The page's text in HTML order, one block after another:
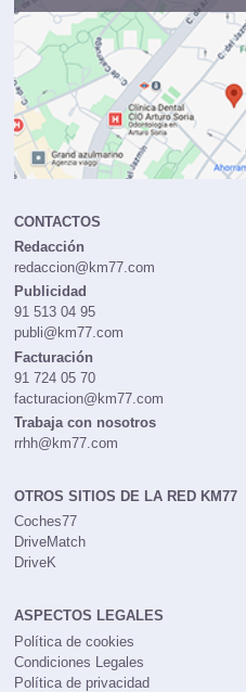
CONTACTOS
Redacción
redaccion@km77.com
Publicidad
91 513 04 95
publi@km77.com
Facturación
91 724 05 70
facturacion@km77.com
Trabaja con nosotros
rrhh@km77.com
OTROS SITIOS DE LA RED KM77
Coches77
DriveMatch
DriveK
ASPECTOS LEGALES
Política de cookies
Condiciones Legales
Política de privacidad